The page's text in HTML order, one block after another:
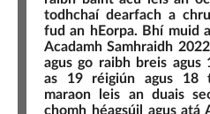
todhchaí dearfach a
fud an hEorpa. Bhí muid
Acadamh Samhraidh
agus go raibh breis agus
as 19 réigiún agus 18
maraon leis an duais
chomh héagsúil agus atá